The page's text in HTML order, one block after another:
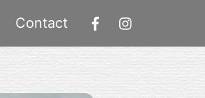
Contact